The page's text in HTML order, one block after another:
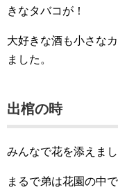
きなタバコが！
大好きな酒も小さな
ました。
出棺の時
みんなで花を添えまし
まるで弟は花園の中